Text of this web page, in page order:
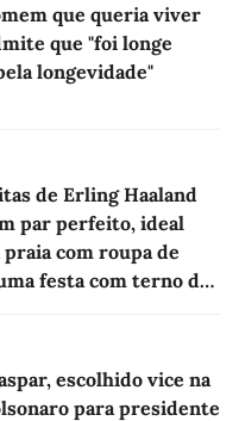
que queria viver
que "foi longe
longevidade"
de Erling Haaland
par perfeito, ideal
com roupa de
festa com terno de
escolhido vice na
para presidente